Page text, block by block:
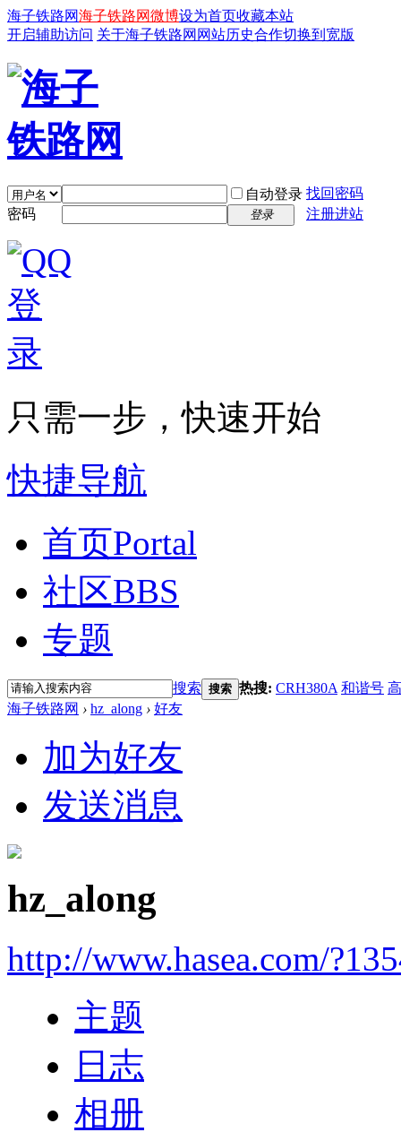
海子铁路网海子铁路网微博设为首页收藏本站
开启辅助访问 关于海子铁路网 网站历史合作切换到宽版
自动登录 找回密码
密码
登录 注册进站
只需一步，快速开始
快捷导航
首页Portal
社区BBS
专题
搜索 搜索 热搜: CRH380A 和谐号
海子铁路网 › hz_along › 好友
加为好友
发送消息
hz_along
http://www.hasea.com/
主题
日志
相册